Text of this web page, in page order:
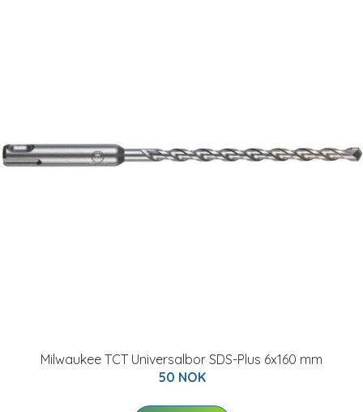
Milwaukee TCT Universalbor SDS-Plus 6x160 mm
50 NOK